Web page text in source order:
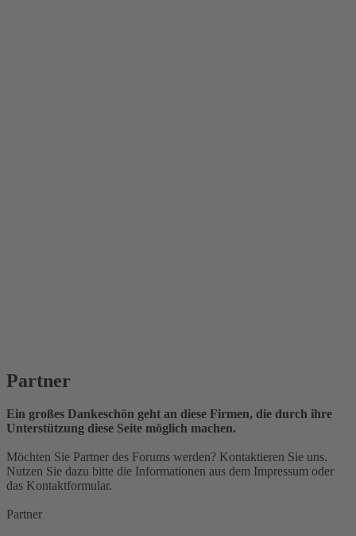
Partner
Ein großes Dankeschön geht an diese Firmen, die durch ihre
Unterstützung diese Seite möglich machen.
Möchten Sie Partner des Forums werden? Kontaktieren Sie uns.
Nutzen Sie dazu bitte die Informationen aus dem Impressum oder
das Kontaktformular.
Partner